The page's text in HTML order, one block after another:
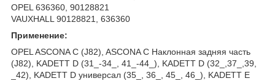
OPEL 636360, 90128821
VAUXHALL 90128821, 636360
Применение:
OPEL ASCONA C (J82), ASCONA C Наклонная задняя часть
(J82), KADETT D (31_-34_, 41_-44_), KADETT D (32_,37_,39,
_42), KADETT D универсал (35_, 36_, 45_, 46_), KADETT E